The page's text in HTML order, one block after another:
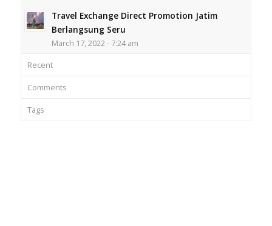
Travel Exchange Direct Promotion Jatim
Berlangsung Seru
March 17, 2022 - 7:24 am
Recent
Comments
Tags